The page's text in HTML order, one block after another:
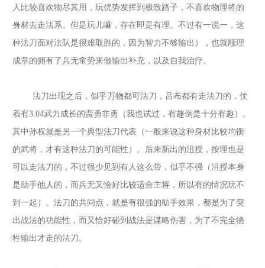
人比较喜欢物尽其用，玩优势发挥到极致路子，不喜欢物理将的
身材去走法系。但是玩儿嘛，存在即是有理。不过有一说一，这
种法刀面对法队是很难取胜的，因为智力不够输出），也就顺理
成章的拥有了兵无常势来做输出补充，以及自我治疗。
法刀出现之后，似乎万物都可法刀，吕布都有走法刀的，仗
着有3.04武力成长的蛮勇非勇（我也试过，有趣倒是十分有趣）。
其中孙权就是另一个典型法刀代表（一般来说这种身材比较均衡
的武将，才有这种法刀的可能性）。后来新出的沮授，按理也是
可以走法刀的，不过很少见到有人这么带，似乎不强（沮授本身
是助手他人的，而兵无又恰好比较适合主将，所以有的情况玩不
到一起）。法刀的共同点，就是有很强的助手效果，都是为了突
出战法的功能性，而又恰好碰到战法是谋略伤害，为了不完全牺
牲输出才走的法刀。